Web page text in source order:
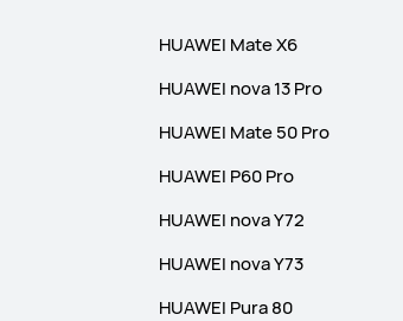
HUAWEI Mate X6
HUAWEI nova 13 Pro
HUAWEI Mate 50 Pro
HUAWEI P60 Pro
HUAWEI nova Y72
HUAWEI nova Y73
HUAWEI Pura 80